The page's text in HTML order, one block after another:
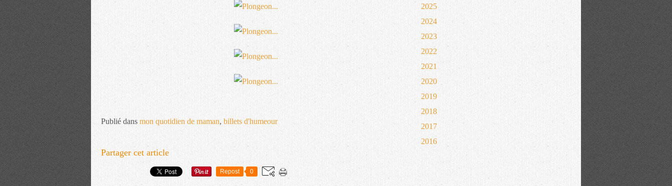
Publié dans mon quotidien de maman, billets d'humeour
Partager cet article
Repost 0
2025
2024
2023
2022
2021
2020
2019
2018
2017
2016